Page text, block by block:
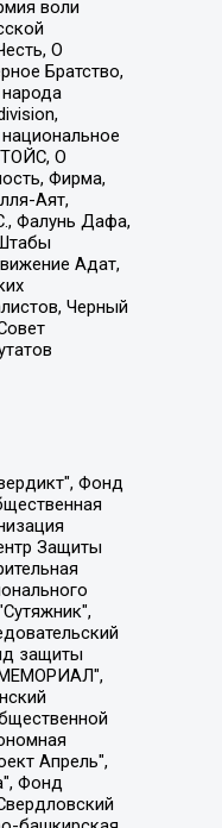
воли
О
Братство,
ТОЙС, О
Фирма,
Аят,
Фалунь Дафа,
Адат,
Черный
"Апрельские тезисы", Данилович Ирина Брониславовна, Кашин Олег Владимирович, Петров Николай Владимирович, Пивоваров Алексей Владимирович, Соколов Михаил Владимирович, Цветкова Юлия Владимировна, Чичваркин Евгений Александрович, Комитет против пыток/Команда против пыток, Общество с ограниченной ответственностью "Первый научный", Общество с ограниченной ответственностью "Вертолет и ко", Белоцерковская Вероника Борисовна, Кац Максим Евгеньевич, Лазарева Татьяна Юрьевна, Шаведдинов Руслан Табризович, Яшин Илья Валерьевич, Общество с ограниченной ответственностью "Иноагент ААВ", Алешковский Дмитрий Петрович, Альбац Евгения Марковна, Быков Дмитрий Львович, Галямина Юлия Евгеньевна, Лойко Сергей Леонидович, Мартынов Кирилл Константинович, Медведев Сергей Александрович, Крашенинников Федор Геннадиевич, Гордеева Катерина Вл